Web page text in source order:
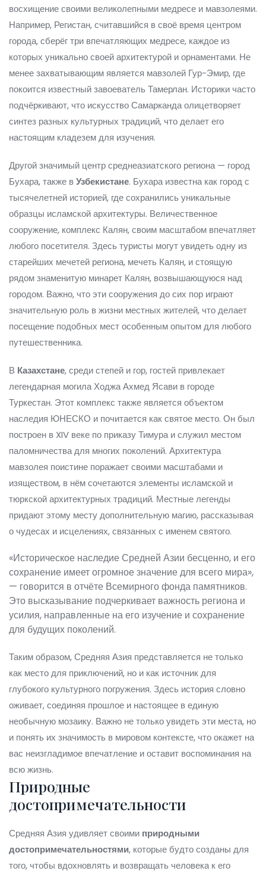
восхищение своими великолепными медресе и мавзолеями.
Например, Регистан, считавшийся в своё время центром
города, сберёг три впечатляющих медресе, каждое из
которых уникально своей архитектурой и орнаментами. Не
менее захватывающим является мавзолей Гур-Эмир, где
покоится известный завоеватель Тамерлан. Историки часто
подчёркивают, что искусство Самарканда олицетворяет
синтез разных культурных традиций, что делает его
настоящим кладезем для изучения.
Другой значимый центр среднеазиатского региона — город
Бухара, также вУзбекистане. Бухара известна как город с
тысячелетней историей, где сохранились уникальные
образцы исламской архитектуры. Величественное
сооружение, комплекс Калян, своим масштабом впечатляет
любого посетителя. Здесь туристы могут увидеть одну из
старейших мечетей региона, мечеть Калян, и стоящую
рядом знаменитую минарет Калян, возвышающуюся над
городом. Важно, что эти сооружения до сих пор играют
значительную роль в жизни местных жителей, что делает
посещение подобных мест особенным опытом для любого
путешественника.
В Казахстане, среди степей и гор, гостей привлекает
легендарная могила Ходжа Ахмед Ясави в городе
Туркестан. Этот комплекс также является объектом
наследия ЮНЕСКО и почитается как святое место. Он был
построен в XIV веке по приказу Тимура и служил местом
паломничества для многих поколений. Архитектура
мавзолея поистине поражает своими масштабами и
изяществом, в нём сочетаются элементы исламской и
тюркской архитектурных традиций. Местные легенды
придают этому месту дополнительную магию, рассказывая
о чудесах и исцелениях, связанных с именем святого.
«Историческое наследие Средней Азии бесценно, и его
сохранение имеет огромное значение для всего мира»,
— говорится в отчёте Всемирного фонда памятников.
Это высказывание подчеркивает важность региона и
усилия, направленные на его изучение и сохранение
для будущих поколений.
Таким образом, Средняя Азия представляется не только
как место для приключений, но и как источник для
глубокого культурного погружения. Здесь история словно
оживает, соединяя прошлое и настоящее в единую
необычную мозаику. Важно не только увидеть эти места, но
и понять их значимость в мировом контексте, что окажет на
вас неизгладимое впечатление и оставит воспоминания на
всю жизнь.
Природные
достопримечательности
Средняя Азия удивляет своими природными
достопримечательностями, которые будто созданы для
того, чтобы вдохновлять и возвращать человека к его